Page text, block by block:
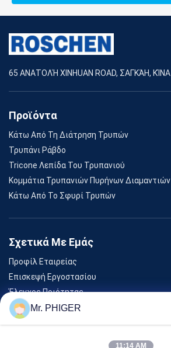
65 ΑΝΑΤΟΛΉ XINHUAN ROAD, ΣΑΓΚΆΗ, ΚΊΝΑ
Προϊόντα
Κάτω Από Τη Διάτρηση Τρυπών
Τρυπάνι Ράβδο
Tricone Λεπίδα Του Τρυπανιού
Κομμάτια Τρυπανιών Πυρήνων Διαμαντιών
Κάτω Από Το Σφυρί Τρυπών
Σχετικά Με Εμάς
Προφίλ Εταιρείας
Επισκεψή Εργοστασίου
Έλεγχος Ποιότητας
SitemapMr. PHIGER
11:14 AM